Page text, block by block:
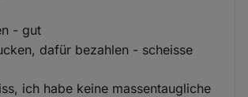
- gut
dafür bezahlen - scheisse
ich habe keine massentaugliche